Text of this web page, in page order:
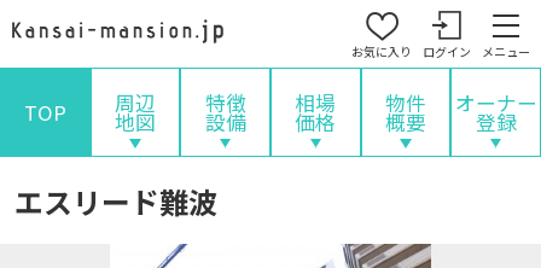
お気に入り ログイン メニュー
TOP 周辺
地図
特徴
設備
相場
価格
物件
概要
オーナー
登録
エスリード難波